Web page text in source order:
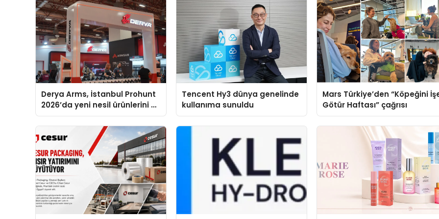
Derya Arms, İstanbul Prohunt
2026’da yeni nesil ürünlerini ve
global marka vizyonunu
sergiledi
Tencent Hy3 dünya genelinde
kullanıma sunuldu
Mars Türkiye’den “Köpeğini
Götür Haftası” çağrısı